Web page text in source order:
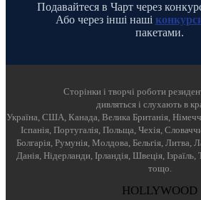
Подавайтеся в Чарт через
Або через інші наші
пакетами.
Cторінки і творчі роботи
дивляться і слухають в
Україна, США, Канада, Велика Британія,
Іспанія, Португалія, Польща, Чехія,
Болгарія, Румунія, Молдова, Бельгія, Литва,
Данія, Нідерланди, Ірландія, Швеція,
тощо.
HOLLYWOOD